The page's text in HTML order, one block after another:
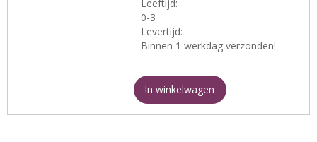
Leeftijd:
0-3
Levertijd:
Binnen 1 werkdag verzonden!
In winkelwagen